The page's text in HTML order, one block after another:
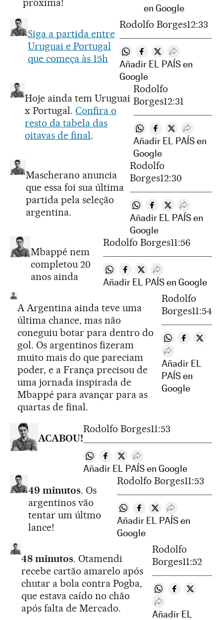
en Google
Siga a partida entre
Uruguai e Portugal
que começa às 15h
Rodolfo Borges12:33
Compartir en Whatsapp
Compartir en Facebook
Compartir en
Desplegar
Añadir EL PAÍS en
Google
Hoje ainda tem Uruguai
x Portugal.Confira o
resto da tabela das
oitavas de final.
Rodolfo
Borges12:31
Compartir en Whatsapp
Compartir en
Compartir en
Añadir EL PAÍS en
Google
Mascherano anuncia
que essa foi sua última
partida pela seleção
argentina.
Rodolfo
Borges12:30
Compartir en Whatsapp
Compartir en
Compartir en
Desplegar
Añadir EL PAÍS en
Google
Mbappé nem
completou 20
anos ainda
Rodolfo Borges11:56
Compartir en Whatsapp
Compartir en Facebook
Compartir en Twitter
Desplegar Redes
Añadir EL PAÍS en Google
A Argentina ainda teve uma
última chance, mas não
coneguiu botar para dentro do
gol. Os argentinos fizeram
muito mais do que pareciam
poder, e a França precisou de
uma jornada inspirada de
Mbappé para avançar para as
quartas de final.
Rodolfo
Borges11:54
Compartir en
Compartir
Desplegar
Añadir EL
PAÍS en
Google
ACABOU!
Rodolfo Borges11:53
Compartir en Whatsapp
Compartir en Facebook
Compartir en Twitter
Desplegar Redes
Añadir EL PAÍS en Google
49 minutos. Os
argentinos vão
tentar um últmo
lance!
Rodolfo Borges11:53
Compartir en Whatsapp
Compartir en Facebook
Compartir en
Desplegar
Añadir EL PAÍS en
Google
48 minutos. Otamendi
recebe cartão amarelo após
chutar a bola contra Pogba,
que estava caído no chão
após falta de Mercado.
Rodolfo
Borges11:52
Compartir en
Compartir en
Desplegar Redes
Añadir EL